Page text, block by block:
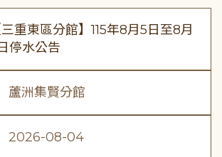
三重東區分館】115年8月5日至8月
停水公告
蘆洲集賢分館
2026-08-04